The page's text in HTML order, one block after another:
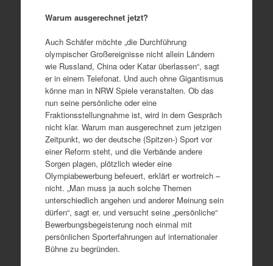
Warum ausgerechnet jetzt?
Auch Schäfer möchte „die Durchführung
olympischer Großereignisse nicht allein Ländern
wie Russland, China oder Katar überlassen“, sagt
er in einem Telefonat. Und auch ohne Gigantismus
könne man in NRW Spiele veranstalten. Ob das
nun seine persönliche oder eine
Fraktionsstellungnahme ist, wird in dem Gespräch
nicht klar. Warum man ausgerechnet zum jetzigen
Zeitpunkt, wo der deutsche (Spitzen-) Sport vor
einer Reform steht, und die Verbände andere
Sorgen plagen, plötzlich wieder eine
Olympiabewerbung befeuert, erklärt er wortreich –
nicht. „Man muss ja auch solche Themen
unterschiedlich angehen und anderer Meinung sein
dürfen“, sagt er, und versucht seine „persönliche“
Bewerbungsbegeisterung noch einmal mit
persönlichen Sporterfahrungen auf internationaler
Bühne zu begründen.